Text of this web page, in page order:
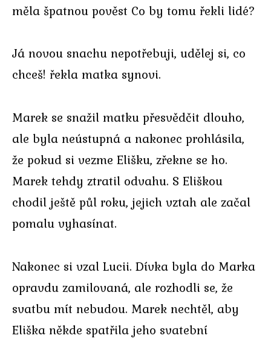
měla špatnou pověst Co by tomu řekli lidé?
Já novou snachu nepotřebuji, udělej si, co
chceš! řekla matka synovi.
Marek se snažil matku přesvědčit dlouho,
ale byla neústupná a nakonec prohlásila,
že pokud si vezme Elišku, zřekne se ho.
Marek tehdy ztratil odvahu. S Eliškou
chodil ještě půl roku, jejich vztah ale začal
pomalu vyhasínat.
Nakonec si vzal Lucii. Dívka byla do Marka
opravdu zamilovaná, ale rozhodli se, že
svatbu mít nebudou. Marek nechtěl, aby
Eliška někde spatřila jeho svatební